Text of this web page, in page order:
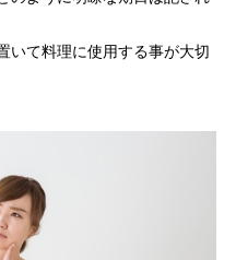
いて料理に使用する事が大切